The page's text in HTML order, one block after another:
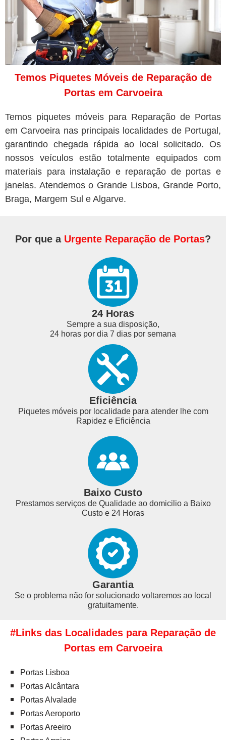
Temos Piquetes Móveis de Reparação de
Portas em Carvoeira
Temos piquetes móveis para Reparação de Portas
em Carvoeira nas principais localidades de Portugal,
garantindo chegada rápida ao local solicitado. Os
nossos veículos estão totalmente equipados com
materiais para instalação e reparação de portas e
janelas. Atendemos o Grande Lisboa, Grande Porto,
Braga, Margem Sul e Algarve.
Por que a Urgente Reparação de Portas?
24 Horas
Sempre a sua disposição,
24 horas por dia 7 dias por semana
Eficiência
Piquetes móveis por localidade para atender lhe com
Rapidez e Eficiência
Baixo Custo
Prestamos serviços de Qualidade ao domicilio a Baixo
Custo e 24 Horas
Garantia
Se o problema não for solucionado voltaremos ao local
gratuitamente.
#Links das Localidades para Reparação de
Portas em Carvoeira
Portas Lisboa
Portas Alcântara
Portas Alvalade
Portas Aeroporto
Portas Areeiro